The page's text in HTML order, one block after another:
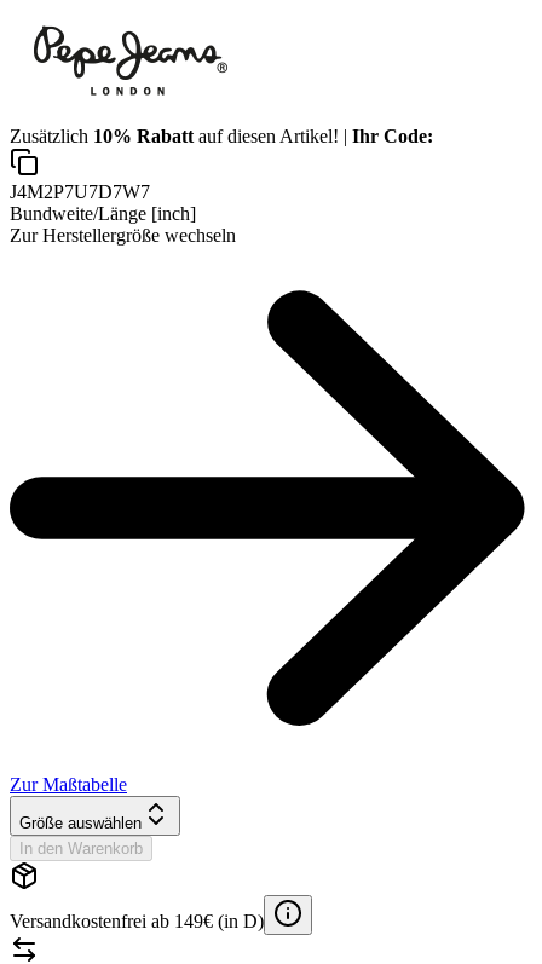
Zusätzlich 10% Rabatt auf diesen Artikel! | Ihr Code:
J4M2P7U7D7W7
Bundweite/Länge [inch]
Zur Herstellergröße wechseln
Zur Maßtabelle
Größe auswählen
In den Warenkorb
Versandkostenfrei ab 149€ (in D)